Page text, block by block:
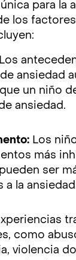
para la
los
Los
ansiedad
un niño
ansiedad.
Los
más
ser
a la
como
violencia